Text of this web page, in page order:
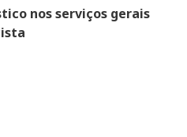
nos serviços gerais